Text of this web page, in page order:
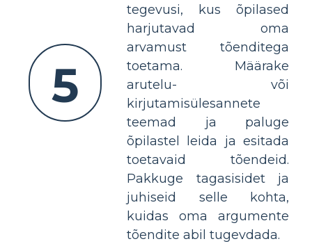
5
tegevusi, kus õpilased
harjutavad oma
arvamust tõenditega
toetama. Määrake
arutelu- või
kirjutamisülesannete
teemad ja paluge
õpilastel leida ja esitada
toetavaid tõendeid.
Pakkuge tagasisidet ja
juhiseid selle kohta,
kuidas oma argumente
tõendite abil tugevdada.